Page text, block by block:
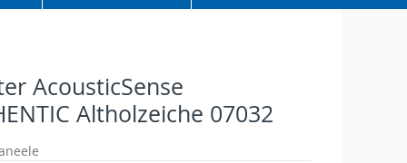
AcousticSense
Altholzeiche 07032